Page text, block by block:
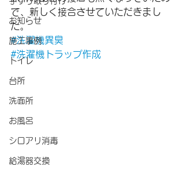
お知らせ
施工事例
トイレ
台所
洗面所
お風呂
シロアリ消毒
給湯器交換
で、新しく接合させていただきまし
た。
#洗濯機異臭
#洗濯機トラップ作成